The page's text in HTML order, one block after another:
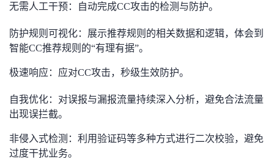
无需人工干预：自动完成CC攻击的检测与防护。
防护规则可视化：展示推荐规则的相关数据和逻辑，体会到
智能CC推荐规则的“有理有据”。
极速响应：应对CC攻击，秒级生效防护。
自我优化：对误报与漏报流量持续深入分析，避免合法流量
出现误拦截。
非侵入式检测：利用验证码等多种方式进行二次校验，避免
过度干扰业务。